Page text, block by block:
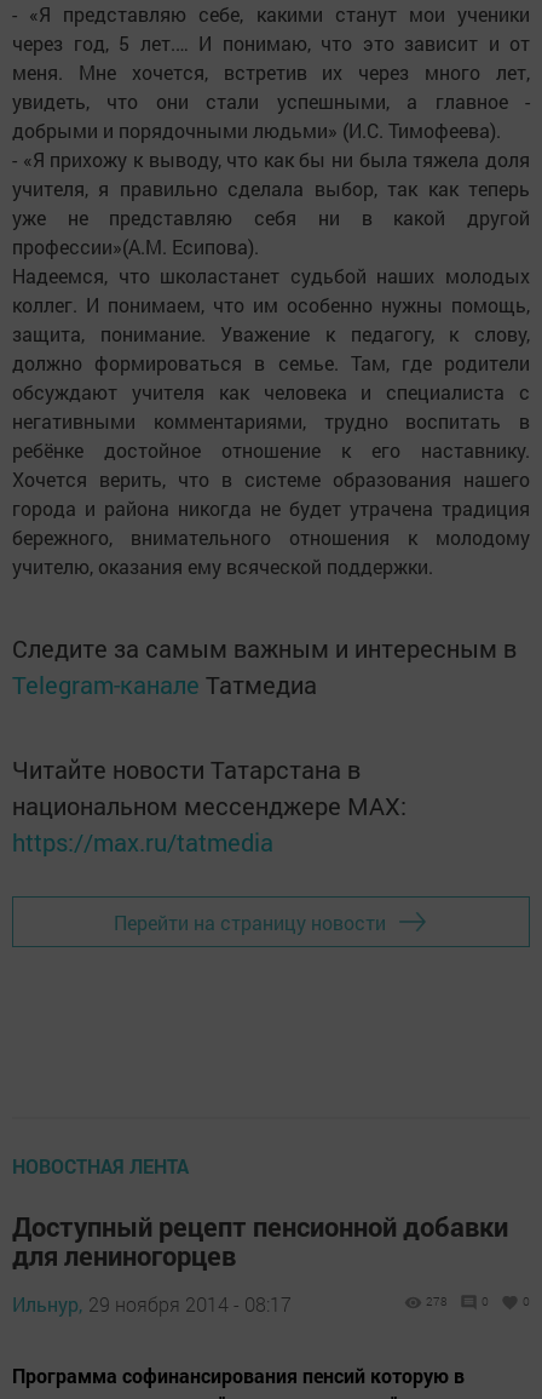
- «Я представляю себе, какими станут мои ученики
через год, 5 лет.… И понимаю, что это зависит и от
меня. Мне хочется, встретив их через много лет,
увидеть, что они стали успешными, а главное -
добрыми и порядочными людьми» (И.С. Тимофеева).
- «Я прихожу к выводу, что как бы ни была тяжела доля
учителя, я правильно сделала выбор, так как теперь
уже не представляю себя ни в какой другой
профессии»(А.М. Есипова).
Надеемся, что школастанет судьбой наших молодых
коллег. И понимаем, что им особенно нужны помощь,
защита, понимание. Уважение к педагогу, к слову,
должно формироваться в семье. Там, где родители
обсуждают учителя как человека и специалиста с
негативными комментариями, трудно воспитать в
ребёнке достойное отношение к его наставнику.
Хочется верить, что в системе образования нашего
города и района никогда не будет утрачена традиция
бережного, внимательного отношения к молодому
учителю, оказания ему всяческой поддержки.
Следите за самым важным и интересным в
Telegram-канале Татмедиа
Читайте новости Татарстана в
национальном мессенджере MАХ:
https://max.ru/tatmedia
Перейти на страницу новости
НОВОСТНАЯ ЛЕНТА
Доступный рецепт пенсионной добавки
для лениногорцев
Ильнур, 29 ноября 2014 - 08:17 278 0 0
Программа софинансирования пенсий которую в